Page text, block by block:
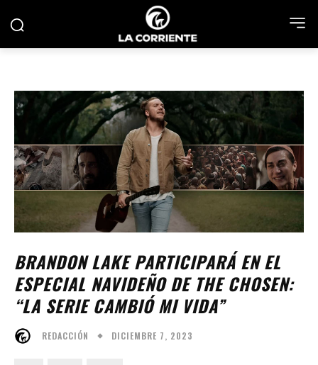
BRANDON LAKE PARTICIPARÁ EN EL
ESPECIAL NAVIDEÑO DE THE CHOSEN:
“LA SERIE CAMBIÓ MI VIDA”
REDACCIÓN DICIEMBRE 7, 2023